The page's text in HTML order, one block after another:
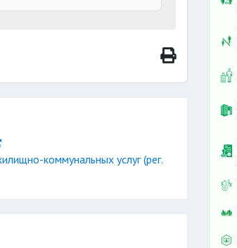
коммунальных услуг (рег.